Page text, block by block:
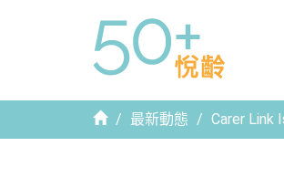
首 最新動態 Carer Link